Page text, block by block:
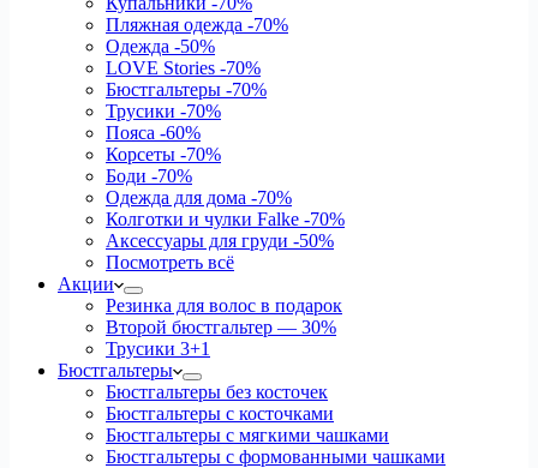
Пляжная одежда -70%
Одежда -50%
LOVE Stories -70%
Бюстгальтеры -70%
Трусики -70%
Пояса -60%
Корсеты -70%
Боди -70%
Одежда для дома -70%
Колготки и чулки Falke -70%
Аксессуары для груди -50%
Посмотреть всё
Акции
Резинка для волос в подарок
Второй бюстгальтер — 30%
Трусики 3+1
Бюстгальтеры
Бюстгальтеры без косточек
Бюстгальтеры с косточками
Бюстгальтеры с мягкими чашками
Бюстгальтеры с формованными чашками